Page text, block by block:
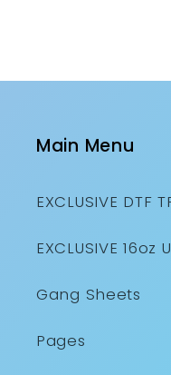
Main Menu
EXCLUSIVE DTF
EXCLUSIVE 16oz
Gang Sheets
Pages